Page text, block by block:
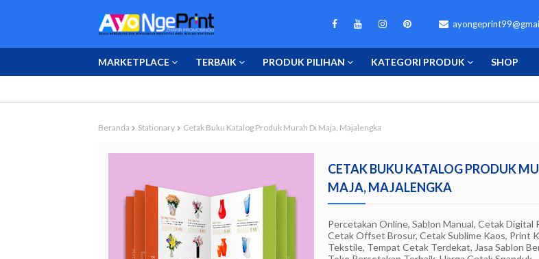
MARKETPLACE TERBAIK PRODUK PILIHAN KATEGORI PRODUK SHOP
Beranda Stationary Cetak Buku Katalog Produk Murah Di Maja, Majalengka
CETAK BUKU KATALOG PRODUK
MAJA, MAJALENGKA
Percetakan Online, Sablon Manual, Cetak Digital
Cetak Offset Brosur, Cetak Sublime Kaos, Print
Tekstile, Tempat Cetak Terdekat, Jasa Sablon